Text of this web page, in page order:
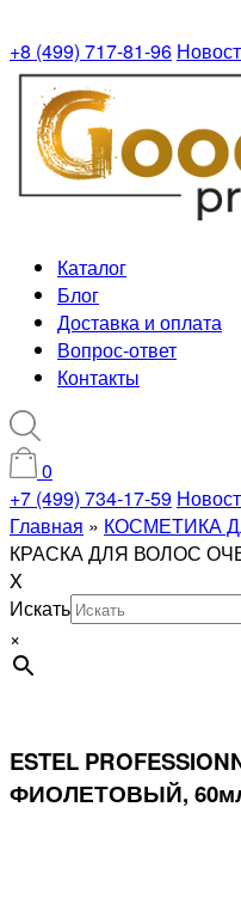
+8 (499) 717-81-96
Каталог
Блог
Доставка и оплата
Вопрос-ответ
Контакты
0
+7 (499) 734-17-59
Главная » КОСМЕТИКА
КРАСКА ДЛЯ ВОЛОС
X
Искать
×
ESTEL
ФИОЛЕТОВЫЙ,